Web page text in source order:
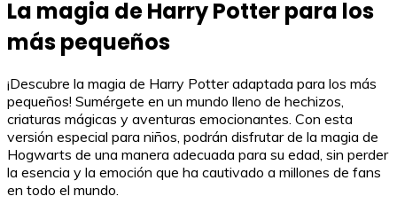
La magia de Harry Potter para los
más pequeños
¡Descubre la magia de Harry Potter adaptada para los más
pequeños! Sumérgete en un mundo lleno de hechizos,
criaturas mágicas y aventuras emocionantes. Con esta
versión especial para niños, podrán disfrutar de la magia de
Hogwarts de una manera adecuada para su edad, sin perder
la esencia y la emoción que ha cautivado a millones de fans
en todo el mundo.